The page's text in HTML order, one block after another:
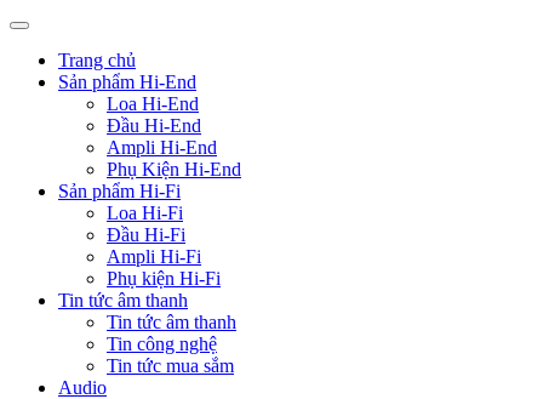
Trang chủ
Sản phẩm Hi-End
Loa Hi-End
Đầu Hi-End
Ampli Hi-End
Phụ Kiện Hi-End
Sản phẩm Hi-Fi
Loa Hi-Fi
Đầu Hi-Fi
Ampli Hi-Fi
Phụ kiện Hi-Fi
Tin tức âm thanh
Tin tức âm thanh
Tin công nghệ
Tin tức mua sắm
Audio